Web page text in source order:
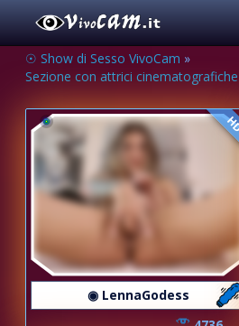
☉ Show di Sesso VivoCam »
Sezione con attrici cinematografiche
◉ LennaGodess